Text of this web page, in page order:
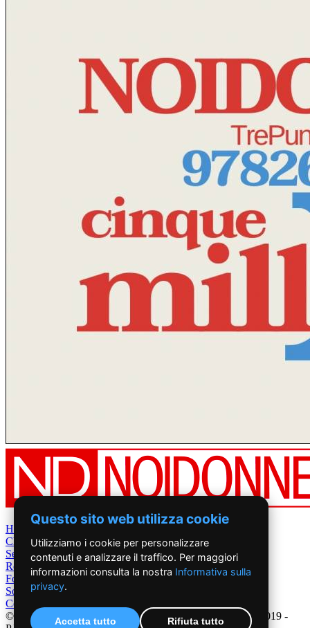
Home
Chi Siamo
Settimanale
Rete News
Foto&Video
Sostienici
Contatti
©2019 - NoiDonne - Iscrizione ROC n.33421 del 23 /09/ 2019 -
Questo sito web utilizza cookie
Utilizziamo i cookie per personalizzare
contenuti e analizzare il traffico. Per maggiori
informazioni consulta la nostra Informativa sulla
privacy.
Accetta tutto Rifiuta tutto